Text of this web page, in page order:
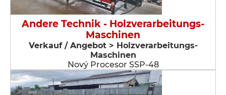
Andere Technik - Holzverarbeitungs-
Maschinen
Verkauf / Angebot > Holzverarbeitungs-
Maschinen
Nový Procesor SSP-48